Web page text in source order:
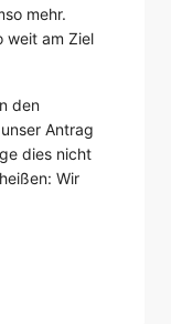
mehr.
weit am Ziel
den
Antrag
dies nicht
Wir